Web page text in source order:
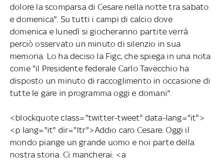
dolore la scomparsa di Cesare nella notte tra sabato
e domenica". Su tutti i campi di calcio dove
domenica e lunedì si giocheranno partite verrà
perciò osservato un minuto di silenzio in sua
memoria. Lo ha deciso la Figc, che spiega in una nota
come "il Presidente federale Carlo Tavecchio ha
disposto un minuto di raccoglimento in occasione di
tutte le gare in programma oggi e domani".
<blockquote class="twitter-tweet" data-lang="it">
<p lang="it" dir="ltr">Addio caro Cesare. Oggi il
mondo piange un grande uomo e noi parte della
nostra storia. Ci mancherai. <a